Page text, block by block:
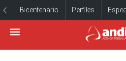
Bicentenario Perfiles